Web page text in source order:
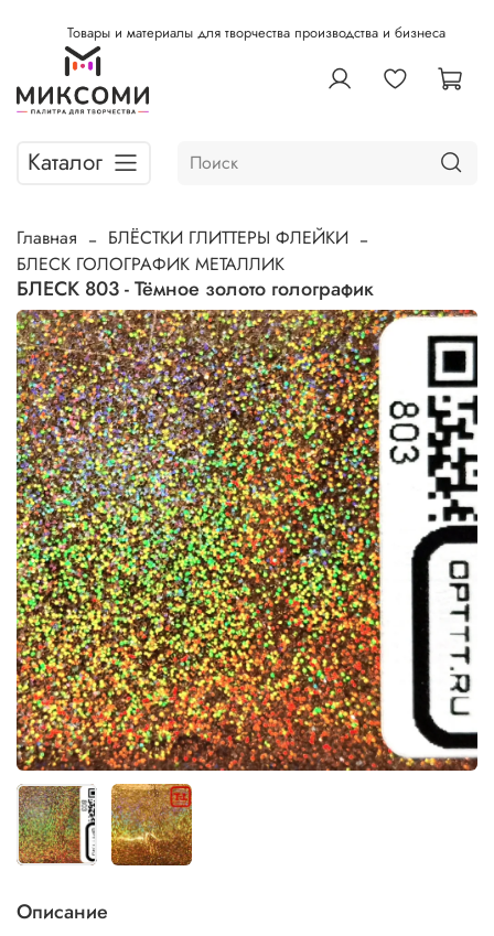
Товары и материалы для творчества производства и бизнеса
Каталог
Главная
БЛЁСТКИ ГЛИТТЕРЫ ФЛЕЙКИ
БЛЕСК ГОЛОГРАФИК МЕТАЛЛИК
БЛЕСК 803 - Тёмное золото голографик
Описание